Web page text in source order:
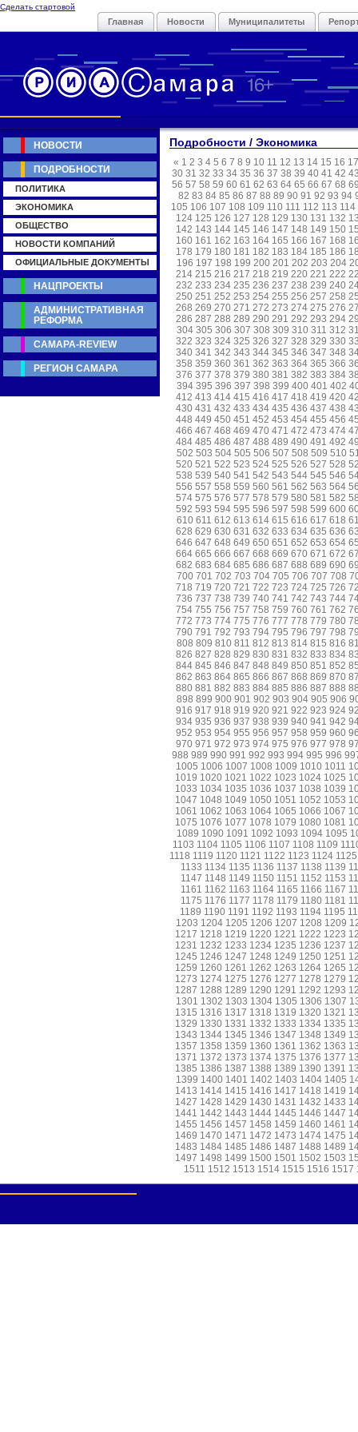
Сделать стартовой
Главная Новости Муниципалитеты
Подробности / Экономика
« 1 2 3 4 5 6 7 8 9 10 11 12 13 14 15 16 17
30 31 32 33 34 35 36 37 38 39 40 41 42
56 57 58 59 60 61 62 63 64 65 66 67 68
82 83 84 85 86 87 88 89 90 91 92 93 94
105 106 107 108 109 110 111 112 113 114
124 125 126 127 128 129 130 131 132
142 143 144 145 146 147 148 149 150
160 161 162 163 164 165 166 167 168
178 179 180 181 182 183 184 185 186
196 197 198 199 200 201 202 203 204
214 215 216 217 218 219 220 221 222
232 233 234 235 236 237 238 239 240
250 251 252 253 254 255 256 257 258
268 269 270 271 272 273 274 275 276
286 287 288 289 290 291 292 293 294
304 305 306 307 308 309 310 311 312
322 323 324 325 326 327 328 329 330
340 341 342 343 344 345 346 347 348
358 359 360 361 362 363 364 365 366
376 377 378 379 380 381 382 383 384
394 395 396 397 398 399 400 401 402
412 413 414 415 416 417 418 419 420
430 431 432 433 434 435 436 437 438
448 449 450 451 452 453 454 455 456
466 467 468 469 470 471 472 473 474
484 485 486 487 488 489 490 491 492
502 503 504 505 506 507 508 509 510
520 521 522 523 524 525 526 527 528
538 539 540 541 542 543 544 545 546
556 557 558 559 560 561 562 563 564
574 575 576 577 578 579 580 581 582
592 593 594 595 596 597 598 599 600
610 611 612 613 614 615 616 617 618
628 629 630 631 632 633 634 635 636
646 647 648 649 650 651 652 653 654
664 665 666 667 668 669 670 671 672
682 683 684 685 686 687 688 689 690
700 701 702 703 704 705 706 707 708
718 719 720 721 722 723 724 725 726
736 737 738 739 740 741 742 743 744
754 755 756 757 758 759 760 761 762
772 773 774 775 776 777 778 779 780
790 791 792 793 794 795 796 797 798
808 809 810 811 812 813 814 815 816
826 827 828 829 830 831 832 833 834
844 845 846 847 848 849 850 851 852
862 863 864 865 866 867 868 869 870
880 881 882 883 884 885 886 887 888
898 899 900 901 902 903 904 905 906
916 917 918 919 920 921 922 923 924
934 935 936 937 938 939 940 941 942
952 953 954 955 956 957 958 959 960
970 971 972 973 974 975 976 977 978
988 989 990 991 992 993 994 995 996
1005 1006 1007 1008 1009 1010 1011
1019 1020 1021 1022 1023 1024 1025
1033 1034 1035 1036 1037 1038 1039
1047 1048 1049 1050 1051 1052 1053
1061 1062 1063 1064 1065 1066 1067
1075 1076 1077 1078 1079 1080 1081
1089 1090 1091 1092 1093 1094 1095
1103 1104 1105 1106 1107 1108 1109
1118 1119 1120 1121 1122 1123 1124 1125
1133 1134 1135 1136 1137 1138 1139
1147 1148 1149 1150 1151 1152 1153
1161 1162 1163 1164 1165 1166 1167
1175 1176 1177 1178 1179 1180 1181
1189 1190 1191 1192 1193 1194 1195
1203 1204 1205 1206 1207 1208 1209
1217 1218 1219 1220 1221 1222 1223
1231 1232 1233 1234 1235 1236 1237
1245 1246 1247 1248 1249 1250 1251
1259 1260 1261 1262 1263 1264 1265
1273 1274 1275 1276 1277 1278 1279
1287 1288 1289 1290 1291 1292 1293
1301 1302 1303 1304 1305 1306 1307
1315 1316 1317 1318 1319 1320 1321
1329 1330 1331 1332 1333 1334 1335
1343 1344 1345 1346 1347 1348 1349
1357 1358 1359 1360 1361 1362 1363
1371 1372 1373 1374 1375 1376 1377
1385 1386 1387 1388 1389 1390 1391
1399 1400 1401 1402 1403 1404 1405
1413 1414 1415 1416 1417 1418 1419
1427 1428 1429 1430 1431 1432 1433
1441 1442 1443 1444 1445 1446 1447
1455 1456 1457 1458 1459 1460 1461
1469 1470 1471 1472 1473 1474 1475
1483 1484 1485 1486 1487 1488 1489
1497 1498 1499 1500 1501 1502 1503
1511 1512 1513 1514 1515 1516 1517
НОВОСТИ
ПОДРОБНОСТИ
ПОЛИТИКА
ЭКОНОМИКА
ОБЩЕСТВО
НОВОСТИ КОМПАНИЙ
ОФИЦИАЛЬНЫЕ ДОКУМЕНТЫ
НАЦПРОЕКТЫ
АДМИНИСТРАТИВНАЯ
РЕФОРМА
САМАРА-REVIEW
РЕГИОН САМАРА